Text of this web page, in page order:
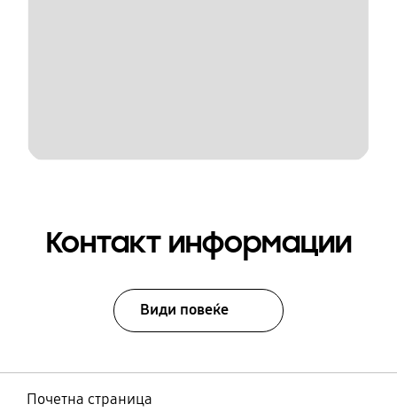
Контакт информации
Види повеќе
Почетна страница